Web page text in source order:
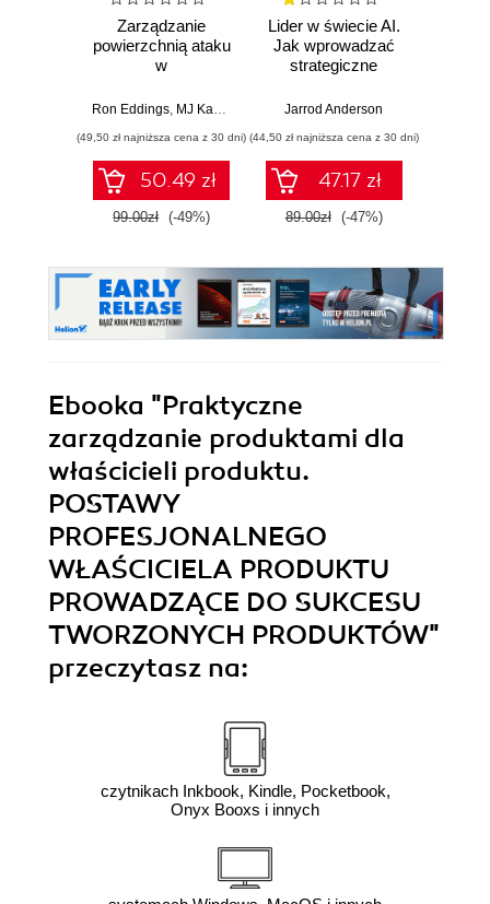
Zarządzanie
powierzchnią ataku
w
Strategie i techniki
cyfrowych
Ron Eddings, MJ Kaufmann
(49,50 zł najniższa cena z 30 dni)
50.49 zł
99.00zł (-49%)
Lider w świecie AI.
Jak wprowadzać
strategiczne
biznes i
zespołowi w erze
sztucznej
inteligencji
Jarrod Anderson
(44,50 zł najniższa cena z 30 dni)
47.17 zł
89.00zł (-47%)
Ebooka "Praktyczne
zarządzanie produktami dla
właścicieli produktu.
POSTAWY
PROFESJONALNEGO
WŁAŚCICIELA PRODUKTU
PROWADZĄCE DO SUKCESU
TWORZONYCH PRODUKTÓW"
przeczytasz na:
czytnikach Inkbook, Kindle, Pocketbook,
Onyx Booxs i innych